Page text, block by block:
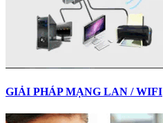
GIẢI PHÁP MẠNG LAN / WIFI